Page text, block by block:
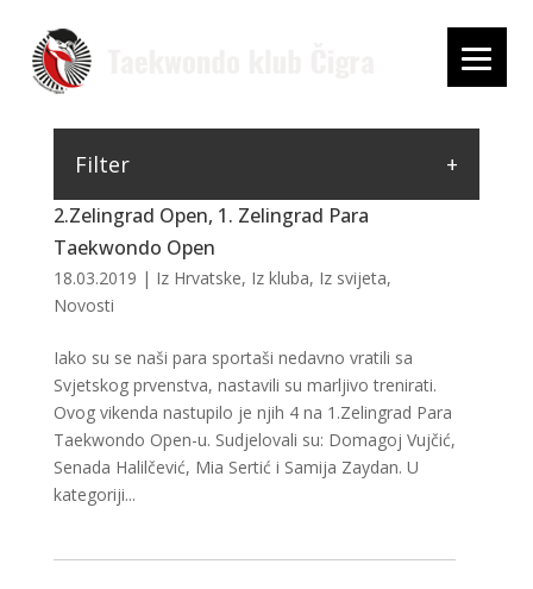
2.Zelingrad Open, 1. Zelingrad Para
Taekwondo Open
18.03.2019 | Iz Hrvatske, Iz kluba, Iz svijeta,
Novosti
Iako su se naši para sportaši nedavno vratili sa
Svjetskog prvenstva, nastavili su marljivo trenirati.
Ovog vikenda nastupilo je njih 4 na 1.Zelingrad Para
Taekwondo Open-u. Sudjelovali su: Domagoj Vujčić,
Senada Halilčević, Mia Sertić i Samija Zaydan. U
kategoriji...
Filter